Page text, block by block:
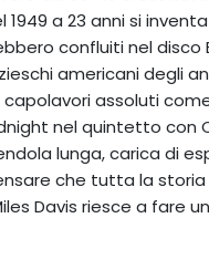
a 23 anni si
confluiti nel
americani degli
assoluti
nel quintetto con
lunga, carica di
che tutta la
Davis riesce a fare